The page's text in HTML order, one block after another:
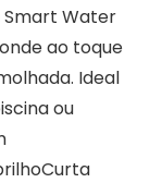
Water
ao toque
Ideal
ou